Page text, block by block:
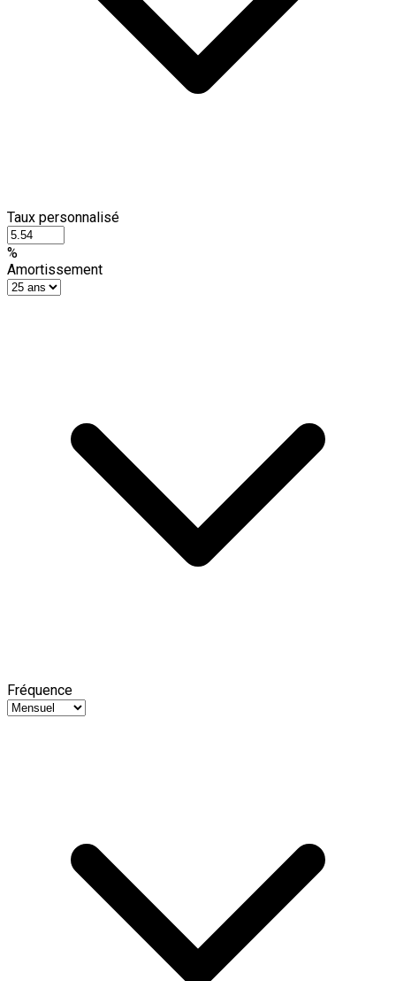
Taux personnalisé
%
Amortissement
Fréquence